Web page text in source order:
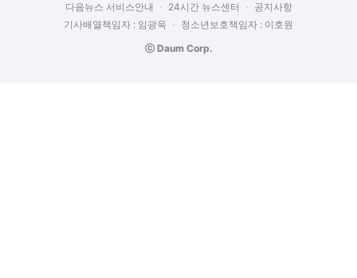
다음뉴스 서비스안내 24시간 뉴스센터
공지사항
기사배열책임자 : 임광욱
청소년보호책임자 : 이호원
ⓒ Daum Corp.